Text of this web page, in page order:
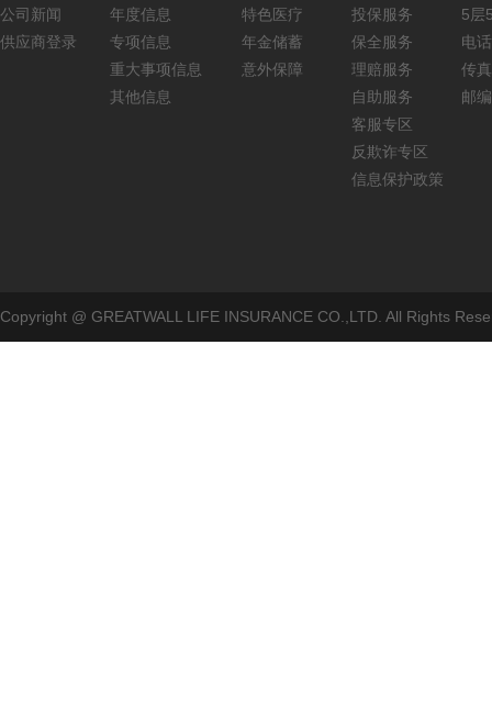
公司新闻
供应商登录
年度信息
专项信息
重大事项信息
其他信息
特色医疗
年金储蓄
意外保障
投保服务
保全服务
理赔服务
自助服务
客服专区
反欺诈专区
信息保护政策
5层
电
传
邮
Copyright @ GREATWALL LIFE INSURANCE CO.,LTD. All Rights